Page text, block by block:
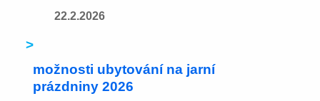
22.2.2026
>
možnosti ubytování na jarní
prázdniny 2026